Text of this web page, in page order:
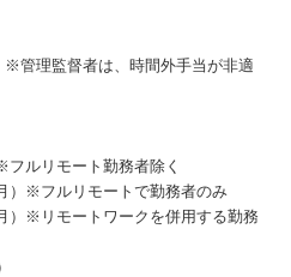
※管理監督者は、時間外手当が非適
ルリモート勤務者除く
）※フルリモートで勤務者のみ
）※リモートワークを併用する勤務